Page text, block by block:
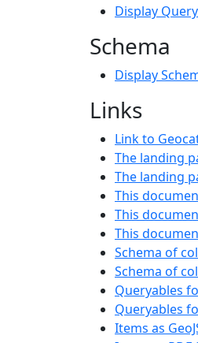
Display
Schema
Display
Links
Link to
The landing
The landing
This
This
This
Schema of
Schema of
Queryables
Queryables
Items as